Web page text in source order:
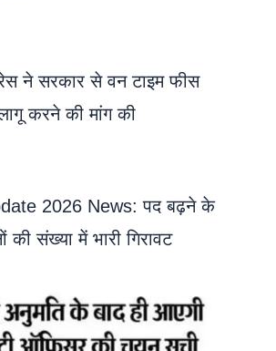
ने सरकार से वन टाइम फीस
करने की मांग की
2026 News: पद बढ़ने के
की संख्या में भारी गिरावट